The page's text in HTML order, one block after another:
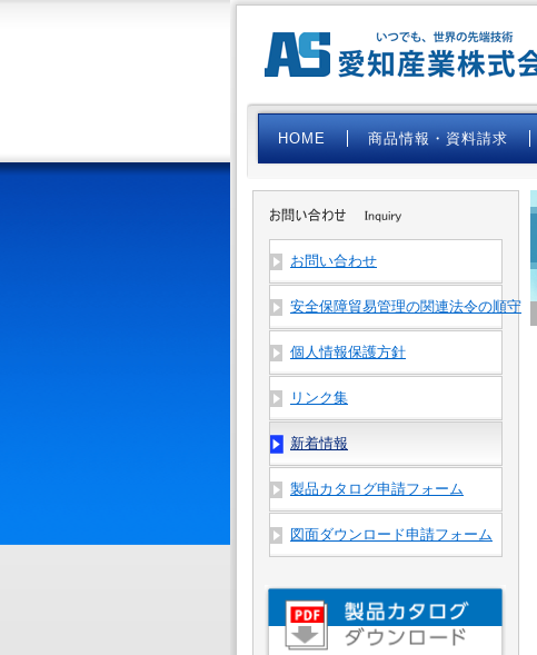
HOME 商品情報・資料請求
お問い合わせ
安全保障貿易管理の関連法令の順守
個人情報保護方針
リンク集
新着情報
製品カタログ申請フォーム
図面ダウンロード申請フォーム